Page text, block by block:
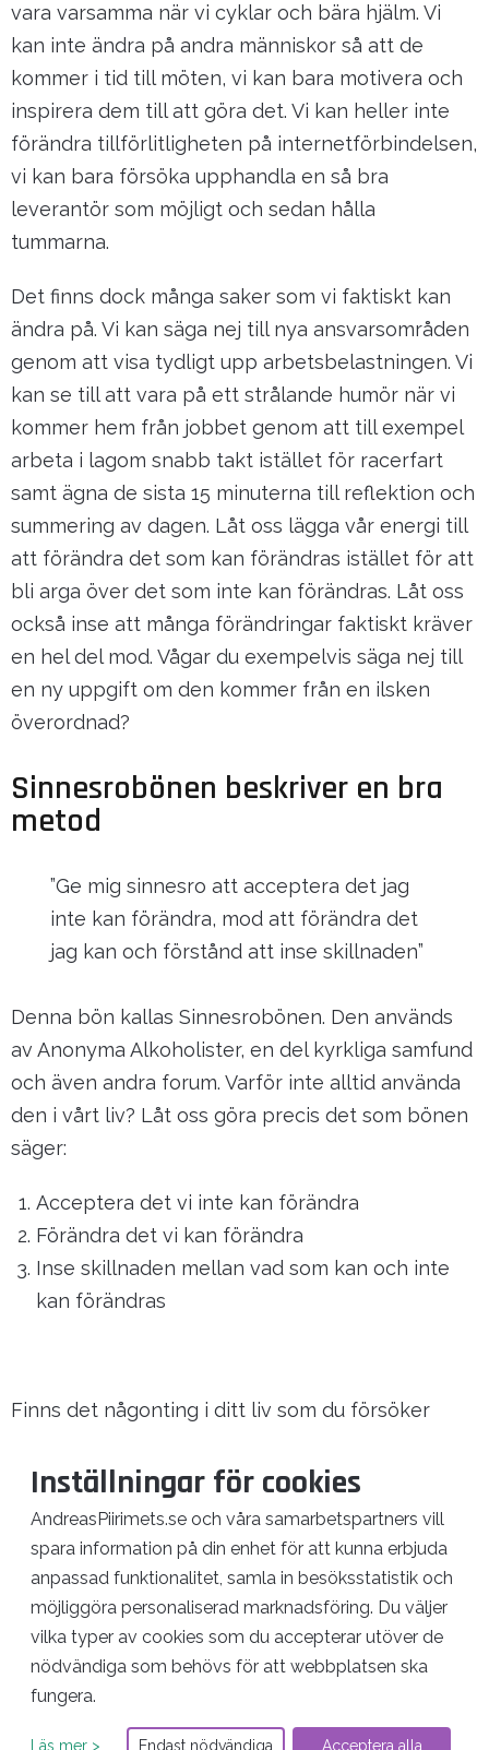
vara varsamma när vi cyklar och bära hjälm. Vi
kan inte ändra på andra människor så att de
kommer i tid till möten, vi kan bara motivera och
inspirera dem till att göra det. Vi kan heller inte
förändra tillförlitligheten på internetförbindelsen,
vi kan bara försöka upphandla en så bra
leverantör som möjligt och sedan hålla
tummarna.
Det finns dock många saker som vi faktiskt kan
ändra på. Vi kan säga nej till nya ansvarsområden
genom att visa tydligt upp arbetsbelastningen. Vi
kan se till att vara på ett strålande humör när vi
kommer hem från jobbet genom att till exempel
arbeta i lagom snabb takt istället för racerfart
samt ägna de sista 15 minuterna till reflektion och
summering av dagen. Låt oss lägga vår energi till
att förändra det som kan förändras istället för att
bli arga över det som inte kan förändras. Låt oss
också inse att många förändringar faktiskt kräver
en hel del mod. Vågar du exempelvis säga nej till
en ny uppgift om den kommer från en ilsken
överordnad?
Sinnesrobönen beskriver en bra
metod
”Ge mig sinnesro att acceptera det jag
inte kan förändra, mod att förändra det
jag kan och förstånd att inse skillnaden”
Denna bön kallas Sinnesrobönen. Den används
av Anonyma Alkoholister, en del kyrkliga samfund
och även andra forum. Varför inte alltid använda
den i vårt liv? Låt oss göra precis det som bönen
säger:
Acceptera det vi inte kan förändra
Förändra det vi kan förändra
Inse skillnaden mellan vad som kan och inte
kan förändras
Finns det någonting i ditt liv som du försöker
Sinnesrobönen ge dig en ny synvinkel på läget
och hjälpa dig framåt?
Mer läsning
Krävs högt tempo för att skapa förtroende?
Komma tillbaka eller komma framåt?
Kontrollera oro med Borkovecs ångestkvart
Inställningar för cookies
AndreasPiirimets.se och våra samarbetspartners vill
spara information på din enhet för att kunna erbjuda
anpassad funktionalitet, samla in besöksstatistik och
möjliggöra personaliserad marknadsföring. Du väljer
vilka typer av cookies som du accepterar utöver de
nödvändiga som behövs för att webbplatsen ska
fungera.
Läs mer > Endast nödvändiga Acceptera alla